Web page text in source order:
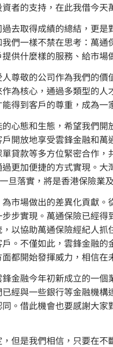
者的支持，在此我借今
去取得成績的總結，更
們一樣不禁在思考：萬
供什麼樣的服務、給市場
尊敬的公司作為我們的
為核心，通過多類型的
得到客戶的尊重，成為一
心態和生態，希望我們
開放地享受雲鋒金融和
貸款等多方位緊密合作
更加便捷的方式實現。
旦落實，將是香港保險業
市場做出的差異化貢獻
步實現。萬通保險已經
以協助萬通保險經紀人
。不僅如此，雲鋒金融
都開始發揮威力，相信在
金融今年初新成立的一
經與一些銀行等金融機
。借此機會也要感謝大
但是我們相信，只要在